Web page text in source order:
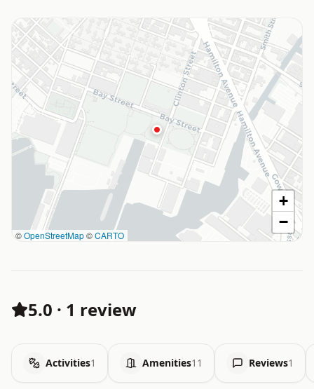
©OpenStreetMap©CARTO
+
−
5.0 · 1 review
Activities1 Amenities11 Reviews1